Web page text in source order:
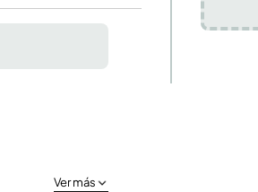
Ver más